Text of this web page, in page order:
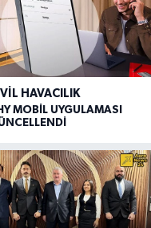
HAVACILIK
MOBİL UYGULAMASI